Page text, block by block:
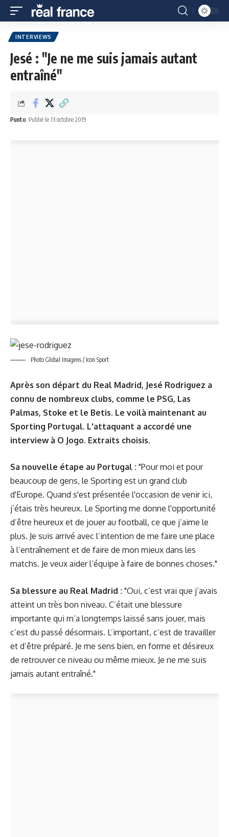
INTERVIEWS
Jesé : "Je ne me suis jamais autant
entraîné"
Punto Publié le 13 octobre 2019
Photo Global Imagens / Icon Sport
Après son départ du Real Madrid, Jesé Rodriguez a
connu de nombreux clubs, comme le PSG, Las
Palmas, Stoke et le Betis. Le voilà maintenant au
Sporting Portugal. L'attaquant a accordé une
interview à O Jogo. Extraits choisis.
Sa nouvelle étape au Portugal : "Pour moi et pour
beaucoup de gens, le Sporting est un grand club
d'Europe. Quand s'est présentée l'occasion de venir ici,
j’étais très heureux. Le Sporting me donne l'opportunité
d’être heureux et de jouer au football, ce que j’aime le
plus. Je suis arrivé avec l’intention de me faire une place
à l’entraînement et de faire de mon mieux dans les
matchs. Je veux aider l’équipe à faire de bonnes choses."
Sa blessure au Real Madrid : "Oui, c’est vrai que j’avais
atteint un très bon niveau. C’était une blessure
importante qui m’a longtemps laissé sans jouer, mais
c’est du passé désormais. L’important, c’est de travailler
et d’être préparé. Je me sens bien, en forme et désireux
de retrouver ce niveau ou même mieux. Je ne me suis
jamais autant entraîné."